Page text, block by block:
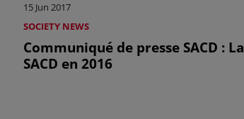
15 Jun 2017
SOCIETY NEWS
Communiqué de presse SACD : La
SACD en 2016